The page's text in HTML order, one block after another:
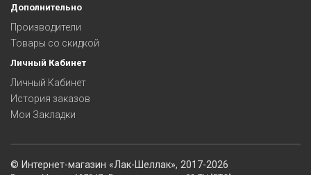
Дополнительно
Производители
Товары со скидкой
Личный Кабинет
Личный Кабинет
История заказов
Мои Закладки
© Интернет-магазин «Лак-Шеллак», 2017-2026